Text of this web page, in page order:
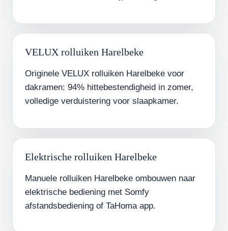
VELUX rolluiken Harelbeke
Originele VELUX rolluiken Harelbeke voor
dakramen: 94% hittebestendigheid in zomer,
volledige verduistering voor slaapkamer.
Elektrische rolluiken Harelbeke
Manuele rolluiken Harelbeke ombouwen naar
elektrische bediening met Somfy
afstandsbediening of TaHoma app.